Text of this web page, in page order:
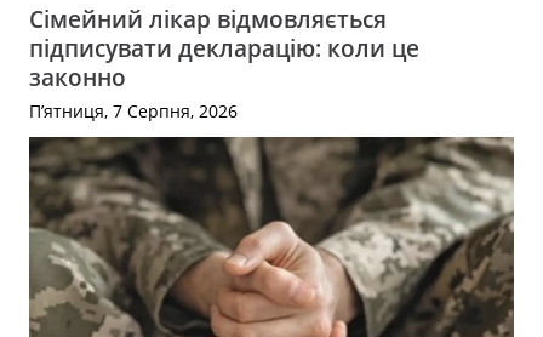
Сімейний лікар відмовляється
підписувати декларацію: коли це
законно
П’ятниця, 7 Серпня, 2026